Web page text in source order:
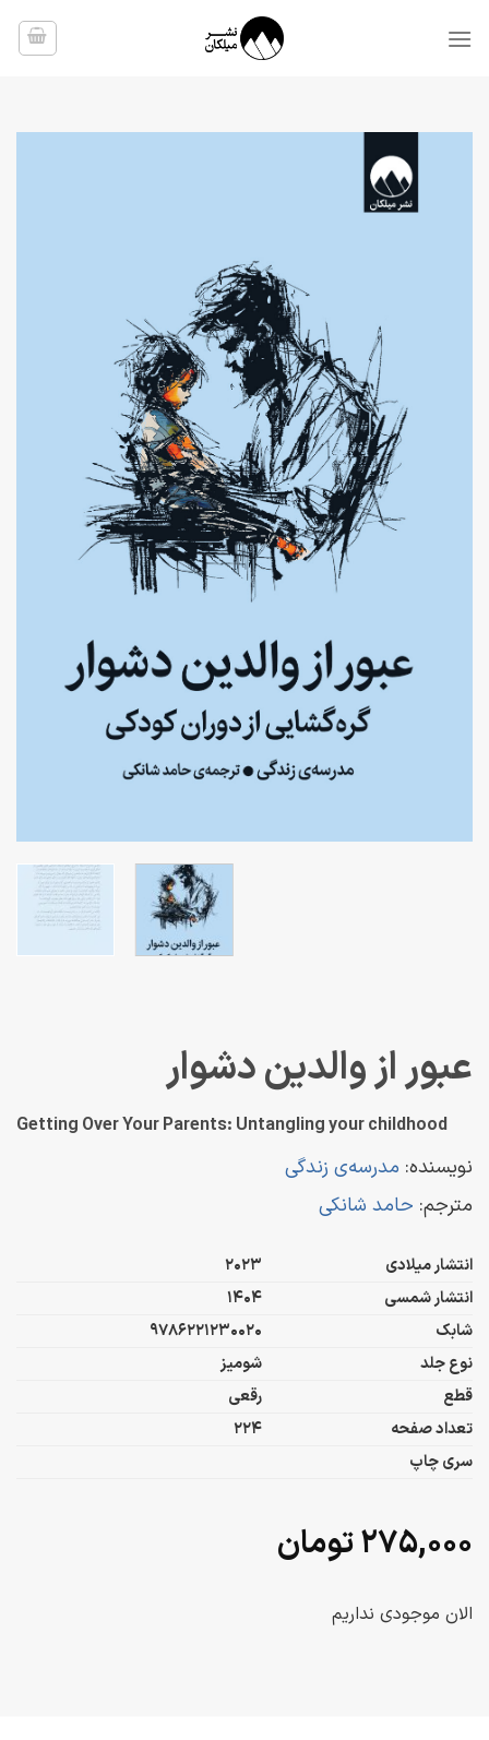
عبور از والدین دشوار
Getting Over Your Parents: Untangling your childhood
نویسنده: مدرسه‌ی زندگی
مترجم: حامد شانکی
انتشار میلادی
2023
انتشار شمسی
1404
شابک
9786221230020
نوع جلد
شومیز
قطع
رقعی
تعداد صفحه
224
سری چاپ
۲۷۵,۰۰۰تومان
الان موجودی نداریم